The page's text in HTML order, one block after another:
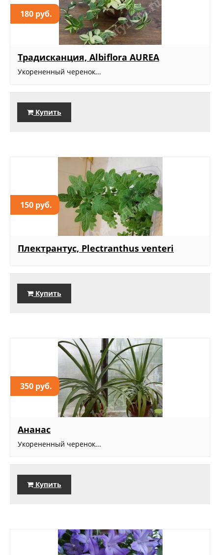
180 руб.
Традисканция, Albiflora AUREA
Укорененный черенок...
Купить
150 руб.
Плектрантус, Plectranthus venteri
Купить
350 руб.
Ананас
Укорененный черенок...
Купить